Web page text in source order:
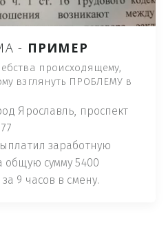
- ПРИМЕР
происходящему,
взглянуть ПРОБЛЕМУ в
Ярославль, проспект
заработную
общую сумму 5400
9 часов в смену.